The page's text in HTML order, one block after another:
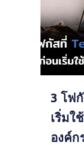
3 โฟ
เริ่มใ
องค์ก